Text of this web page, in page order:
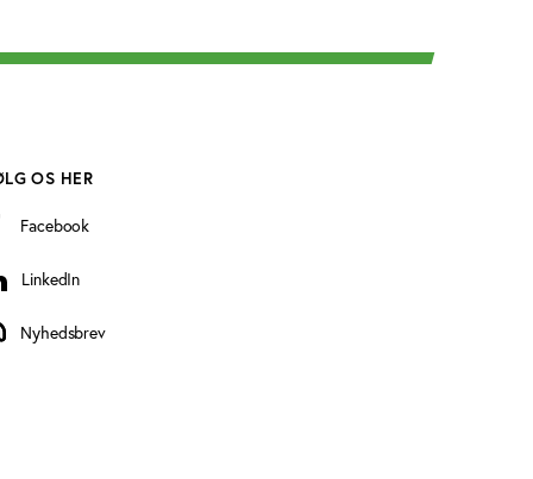
OS HER
Facebook
LinkedIn
Nyhedsbrev